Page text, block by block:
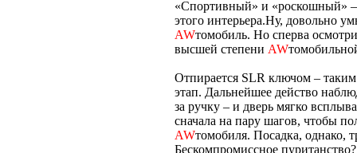
«Спортивный» и «роскошный» –
этого интерьера.Ну, довольно
AWтомобиль. Но сперва
высшей степени AW
Отпирается SLR ключом –
этап. Дальнейшее действо
за ручку – и дверь мягко
сначала на пару шагов, чтобы
AWтомобиля. Посадка, однако,
Бескомпромиссное